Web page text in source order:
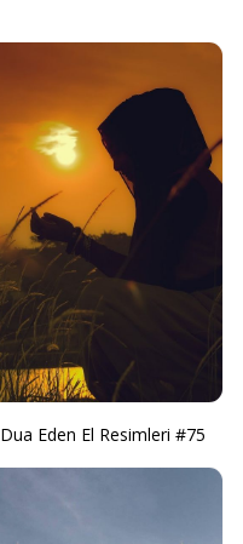
Dua Eden El Resimleri #75